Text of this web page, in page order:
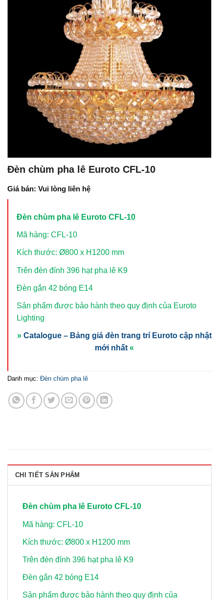
Đèn chùm pha lê Euroto CFL-10
Giá bán: Vui lòng liên hệ
Đèn chùm pha lê Euroto CFL-10
Mã hàng: CFL-10
Kích thước: Ø800 x H1200 mm
Trên đèn đính 396 hạt pha lê K9
Đèn gắn 42 bóng E14
Sản phẩm được bảo hành theo quy định của Euroto
Lighting
» Catalogue – Bảng giá đèn trang trí Euroto cập nhật
mới nhất «
Danh mục: Đèn chùm pha lê
CHI TIẾT SẢN PHẨM
Đèn chùm pha lê Euroto CFL-10
Mã hàng: CFL-10
Kích thước: Ø800 x H1200 mm
Trên đèn đính 396 hạt pha lê K9
Đèn gắn 42 bóng E14
Sản phẩm được bảo hành theo quy định của